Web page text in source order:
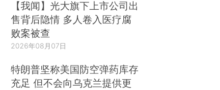
【我闻】光大旗下上市公司出
售背后隐情 多人卷入医疗腐
败案被查
2026年08月07日
特朗普坚称美国防空弹药库存
充足 但不会向乌克兰提供更